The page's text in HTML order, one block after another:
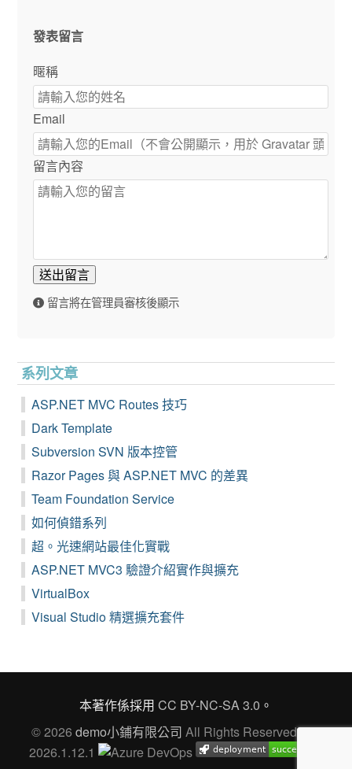
發表留言
暱稱
Email
留言內容
送出留言
留言將在管理員審核後顯示
系列文章
ASP.NET MVC Routes 技巧
Dark Template
Subversion SVN 版本控管
Razor Pages 與 ASP.NET MVC 的差異
Team Foundation Service
如何偵錯系列
超。光速網站最佳化實戰
ASP.NET MVC3 驗證介紹實作與擴充
VirtualBox
Visual Studio 精選擴充套件
本著作係採用 CC BY-NC-SA 3.0 。
© 2026 demo小鋪有限公司 All Rights Reserved Ver.
2026.1.12.1